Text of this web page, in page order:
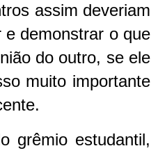
assim deveriam
demonstrar o que
do outro, se ele
muito importante
grêmio estudantil,